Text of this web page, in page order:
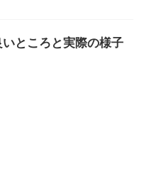
ところと実際の様子